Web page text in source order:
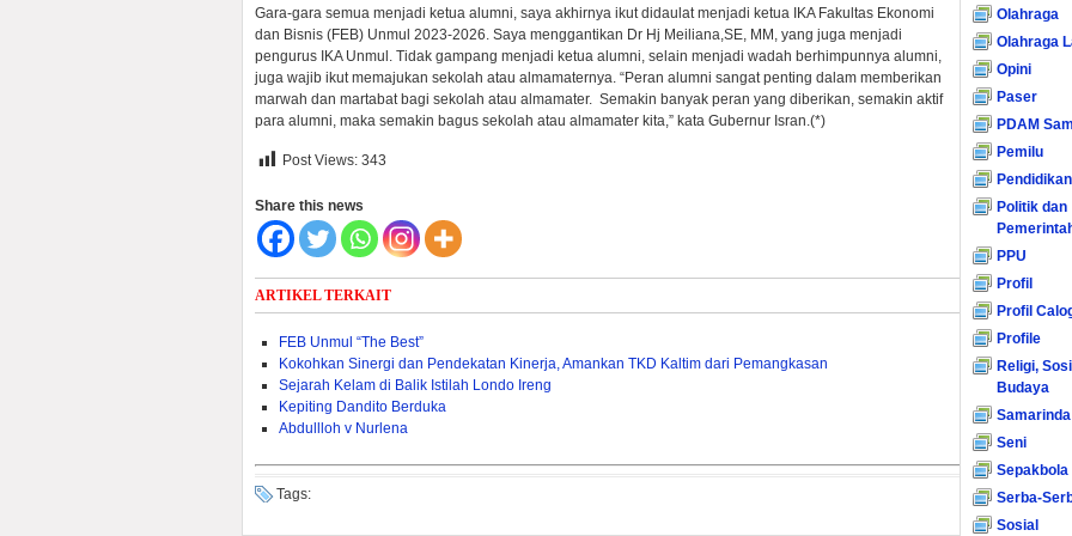
Gara-gara semua menjadi ketua alumni, saya akhirnya ikut didaulat menjadi ketua IKA Fakultas Ekonomi
dan Bisnis (FEB) Unmul 2023-2026. Saya menggantikan Dr Hj Meiliana,SE, MM, yang juga menjadi
pengurus IKA Unmul. Tidak gampang menjadi ketua alumni, selain menjadi wadah berhimpunnya alumni,
juga wajib ikut memajukan sekolah atau almamaternya. “Peran alumni sangat penting dalam memberikan
marwah dan martabat bagi sekolah atau almamater. Semakin banyak peran yang diberikan, semakin aktif
para alumni, maka semakin bagus sekolah atau almamater kita,” kata Gubernur Isran.(*)
Post Views: 343
Share this news
ARTIKEL TERKAIT
FEB Unmul “The Best”
Kokohkan Sinergi dan Pendekatan Kinerja, Amankan TKD Kaltim dari Pemangkasan
Sejarah Kelam di Balik Istilah Londo Ireng
Kepiting Dandito Berduka
Abdullloh v Nurlena
Tags:
Olahraga
Olahraga
Opini
Paser
PDAM
Pemilu
Pendidikan
Politik dan
PPU
Profil
Profil
Profile
Religi,
Budaya
Samarinda
Seni
Sepakbola
Serba-
Sosial